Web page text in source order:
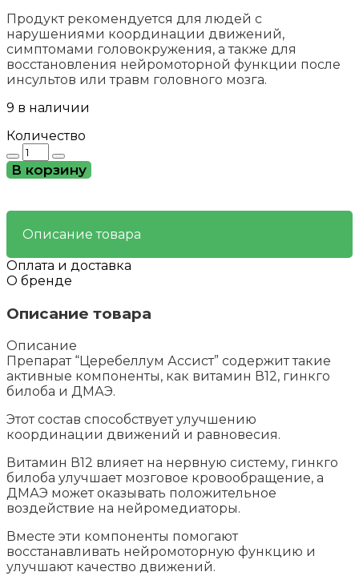
Продукт рекомендуется для людей с
нарушениями координации движений,
симптомами головокружения, а также для
восстановления нейромоторной функции после
инсультов или травм головного мозга.
9 в наличии
Количество
Количество
товара
Церебеллум
–
нарушение
равновесия
В корзину
Описание товара
Оплата и доставка
О бренде
Описание товара
Описание
Препарат “Церебеллум Ассист” содержит такие
активные компоненты, как витамин В12, гинкго
билоба и ДМАЭ.
Этот состав способствует улучшению
координации движений и равновесия.
Витамин В12 влияет на нервную систему, гинкго
билоба улучшает мозговое кровообращение, а
ДМАЭ может оказывать положительное
воздействие на нейромедиаторы.
Вместе эти компоненты помогают
восстанавливать нейромоторную функцию и
улучшают качество движений.